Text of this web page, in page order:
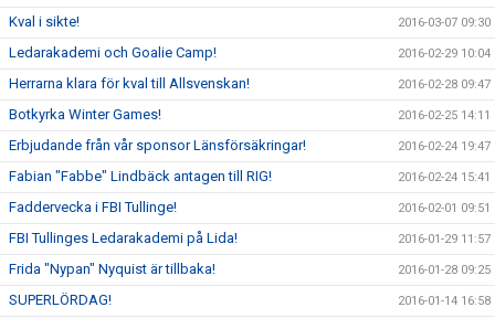
Kval i sikte! 2016-03-07 09:30
Ledarakademi och Goalie Camp! 2016-02-29 10:04
Herrarna klara för kval till Allsvenskan! 2016-02-28 09:47
Botkyrka Winter Games! 2016-02-25 14:11
Erbjudande från vår sponsor Länsförsäkringar! 2016-02-24 19:47
Fabian "Fabbe" Lindbäck antagen till RIG! 2016-02-24 15:41
Faddervecka i FBI Tullinge! 2016-02-01 09:51
FBI Tullinges Ledarakademi på Lida! 2016-01-29 11:57
Frida "Nypan" Nyquist är tillbaka! 2016-01-28 09:25
SUPERLÖRDAG! 2016-01-14 16:58